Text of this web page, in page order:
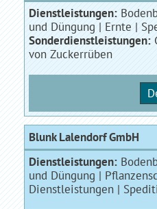
Dienstleistungen:
und Düngung | Ernte |
Sonderdienstleistungen:
von Zuckerrüben
Blunk Lalendorf GmbH
Dienstleistungen:
und Düngung |
Dienstleistungen |